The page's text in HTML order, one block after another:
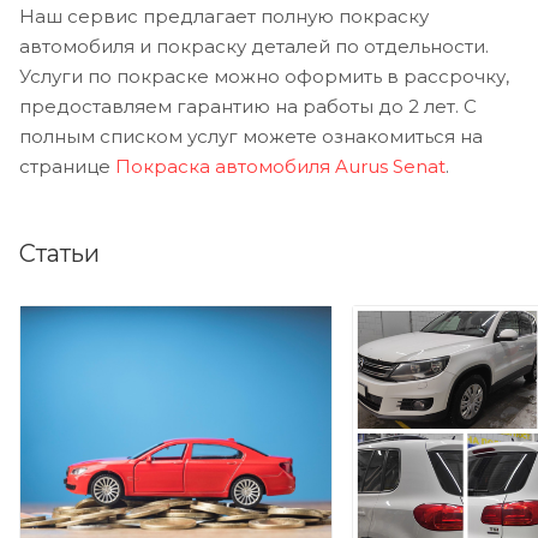
Наш сервис предлагает полную покраску
автомобиля и покраску деталей по отдельности.
Услуги по покраске можно оформить в рассрочку,
предоставляем гарантию на работы до 2 лет. С
полным списком услуг можете ознакомиться на
странице Покраска автомобиля Aurus Senat.
Статьи